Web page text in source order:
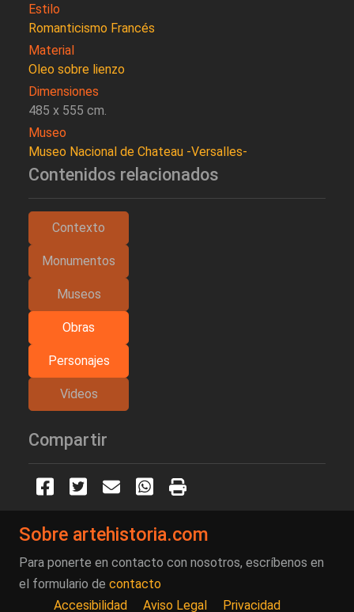
Estilo
Romanticismo Francés
Material
Oleo sobre lienzo
Dimensiones
485 x 555 cm.
Museo
Museo Nacional de Chateau -Versalles-
Contenidos relacionados
Contexto
Monumentos
Museos
Obras
Personajes
Videos
Compartir
Sobre artehistoria.com
Para ponerte en contacto con nosotros, escríbenos en
el formulario de contacto
Accesibilidad
Aviso Legal Privacidad